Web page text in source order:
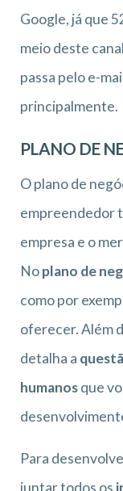
Google, já que
meio deste
passa pelo e-
principalmente.
PLANO DE
O plano de
empreendedor
empresa e o
Noplano de
como por
oferecer. Além
detalha a
humanosque
Para
juntar todos os